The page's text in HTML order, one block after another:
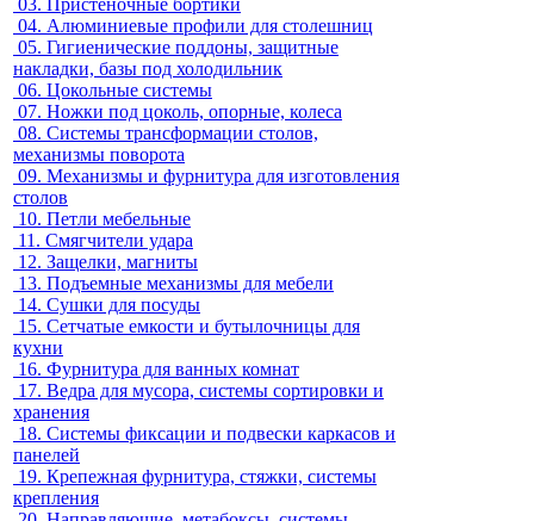
03. Пристеночные бортики
04. Алюминиевые профили для столешниц
05. Гигиенические поддоны, защитные
накладки, базы под холодильник
06. Цокольные системы
07. Ножки под цоколь, опорные, колеса
08. Системы трансформации столов,
механизмы поворота
09. Механизмы и фурнитура для изготовления
столов
10. Петли мебельные
11. Смягчители удара
12. Защелки, магниты
13. Подъемные механизмы для мебели
14. Сушки для посуды
15. Сетчатые емкости и бутылочницы для
кухни
16. Фурнитура для ванных комнат
17. Ведра для мусора, системы сортировки и
хранения
18. Системы фиксации и подвески каркасов и
панелей
19. Крепежная фурнитура, стяжки, системы
крепления